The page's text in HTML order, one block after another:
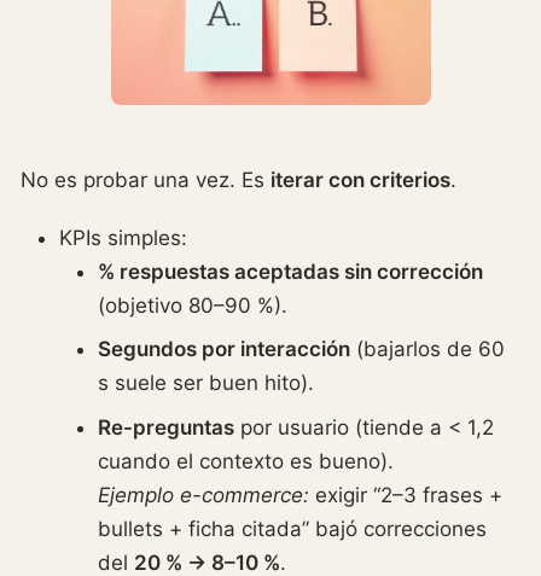
No es probar una vez. Es iterar con criterios.
KPIs simples:
% respuestas aceptadas sin corrección
(objetivo 80–90 %).
Segundos por interacción (bajarlos de 60
s suele ser buen hito).
Re-preguntas por usuario (tiende a < 1,2
cuando el contexto es bueno).
Ejemplo e-commerce: exigir “2–3 frases +
bullets + ficha citada” bajó correcciones
del 20 % → 8–10 %.